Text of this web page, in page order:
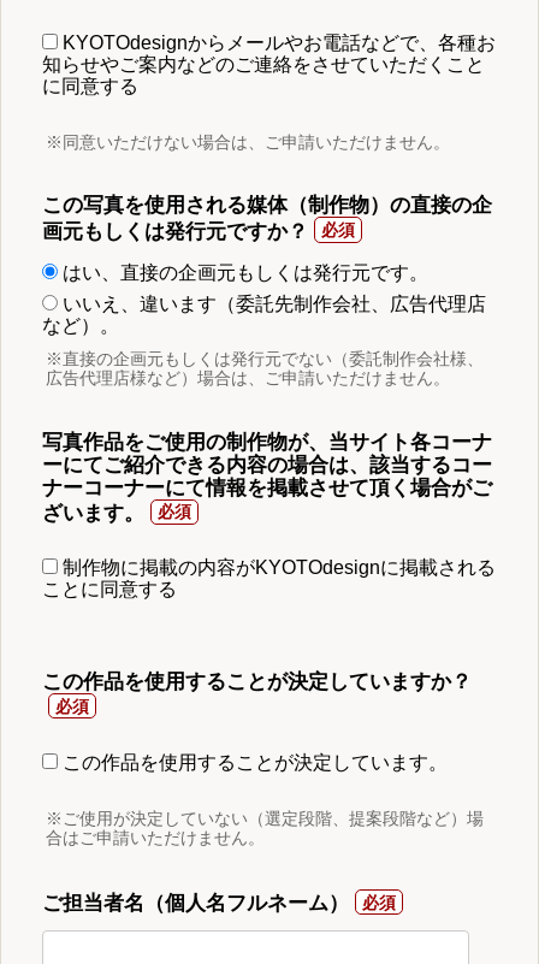
KYOTOdesignからメールやお電話などで、各種お
知らせやご案内などのご連絡をさせていただくこと
に同意する
※同意いただけない場合は、ご申請いただけません。
この写真を使用される媒体（制作物）の直接の企
画元もしくは発行元ですか？
はい、直接の企画元もしくは発行元です。
いいえ、違います（委託先制作会社、広告代理店
など）。
※直接の企画元もしくは発行元でない（委託制作会社様、
広告代理店様など）場合は、ご申請いただけません。
写真作品をご使用の制作物が、当サイト各コーナ
ーにてご紹介できる内容の場合は、該当するコー
ナーコーナーにて情報を掲載させて頂く場合がご
ざいます。
制作物に掲載の内容がKYOTOdesignに掲載される
ことに同意する
この作品を使用することが決定していますか？
この作品を使用することが決定しています。
※ご使用が決定していない（選定段階、提案段階など）場
合はご申請いただけません。
ご担当者名（個人名フルネーム）